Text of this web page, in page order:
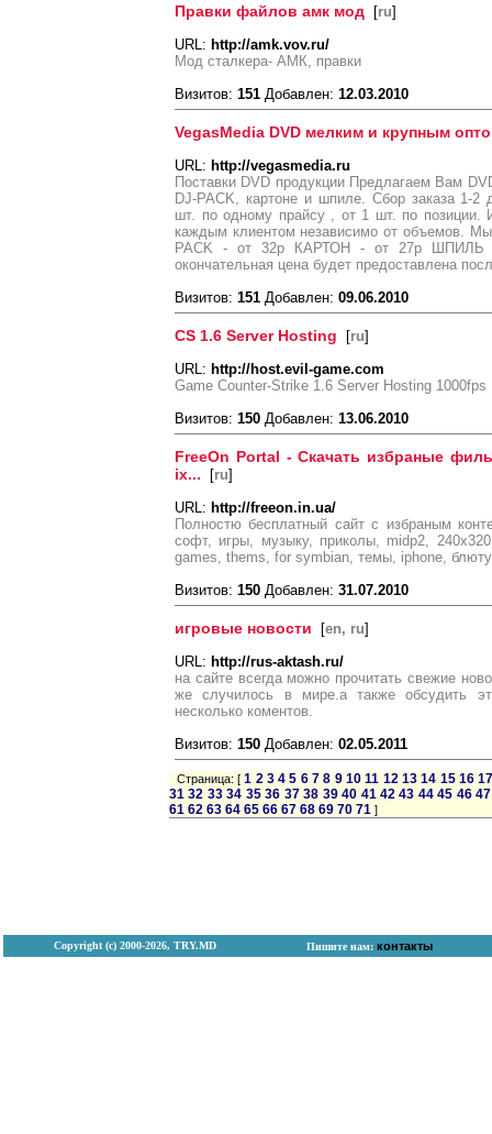
Правки файлов амк мод [ru]
URL: http://amk.vov.ru/
Мод сталкера- АМК, правки
Визитов: 151 Добавлен: 12.03.2010
VegasMedia DVD мелким и крупным
URL: http://vegasmedia.ru
Поставки DVD продукции Предлагаем Вам
DJ-PACK, картоне и шпиле. Сбор заказа 1-
шт. по одному прайсу , от 1 шт. по позиции.
каждым клиентом независимо от объемов.
PACK - от 32р КАРТОН - от 27р ШПИЛЬ -
окончательная цена будет предоставлена
Визитов: 151 Добавлен: 09.06.2010
CS 1.6 Server Hosting [ru]
URL: http://host.evil-game.com
Game Counter-Strike 1.6 Server Hosting 1000fps
Визитов: 150 Добавлен: 13.06.2010
FreeOn Portal - Скачать избраные
ix... [ru]
URL: http://freeon.in.ua/
Полностю бесплатный сайт с избраным
софт, игры, музыку, приколы, midp2,
games, thems, for symbian, темы, iphone,
Визитов: 150 Добавлен: 31.07.2010
игровые новости [en, ru]
URL: http://rus-aktash.ru/
на сайте всегда можно прочитать свежие
же случилось в мире.а также обсудить
несколько коментов.
Визитов: 150 Добавлен: 02.05.2011
Страница: [1 2 3 4 5 6 7 8 9 10 11 12 13 14 15 16
31 32 33 34 35 36 37 38 39 40 41 42 43 44 45 46 47
61 62 63 64 65 66 67 68 69 70 71 ]
Copyright (с) 2000-2026, TRY.MD Пишите нам: контакты